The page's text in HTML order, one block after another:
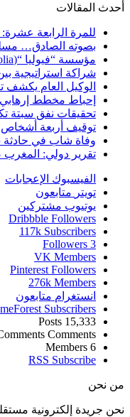
أحدث المقالات
للمرة الرابعة
بصوته الصادق…
مؤسسة “فيوليا “(Veolia) تطلق مركزاً بالرباط لدعم التدخلات الإنسانية في إفريقيا والشرق الأدنى والشرق الأوسط
شراكة استراتيجية
الوكيل العام
إحباط مخطط إرهابي
تحقيقات نفق سبتة
توقيف أربعة أشخاص
وفاة شاب في حادثة
تقرير دولي: المغرب
الفيسبوك الإعجابات
تويتر متابعون
يوتيوب مشتركين
Dribbble Followers
117k Subscribers
3
Followers
VK Members
Pinterest Followers
276k Members
انستغرام متابعون
Subscribers
15,333
Posts
Comments
6
Members
RSS Subscribe
من نحن
نحن جريدة إلكترونية